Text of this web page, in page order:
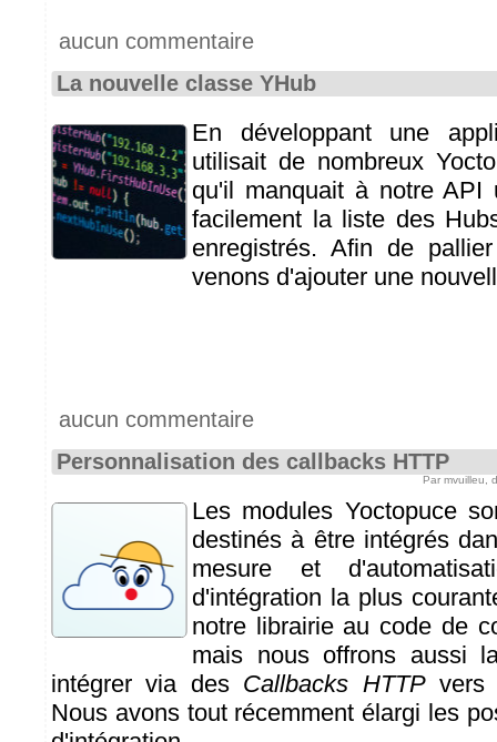
aucun commentaire
La nouvelle classe YHub
En développant une
utilisait de nombreux
qu'il manquait à notre API
facilement la liste des
enregistrés. Afin de
venons d'ajouter une
aucun commentaire
Personnalisation des callbacks HTTP
Par mvuilleu,
Les modules Yoctopuce
destinés à être intégrés
mesure et
d'intégration la plus
notre librairie au code de
mais nous offrons aussi
intégrer via des Callbacks HTTPvers
Nous avons tout récemment élargi les